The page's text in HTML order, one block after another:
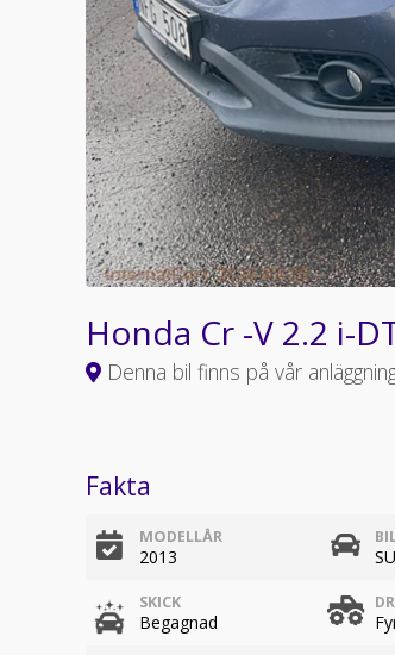
Honda Cr -V 2.2 i-
Denna bil finns på vår
Fakta
MODELLÅR
2013
SKICK
Begagnad